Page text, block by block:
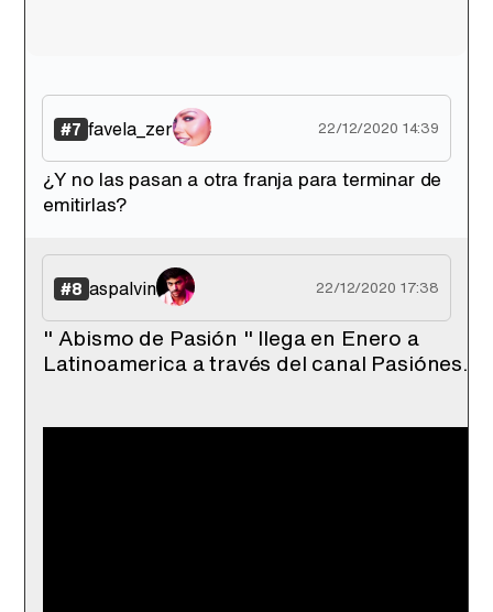
#7 favela_zer 22/12/2020 14:39
¿Y no las pasan a otra franja para terminar de
emitirlas?
#8 aspalvin 22/12/2020 17:38
" Abismo de Pasión " llega en Enero a
Latinoamerica a través del canal Pasiónes.